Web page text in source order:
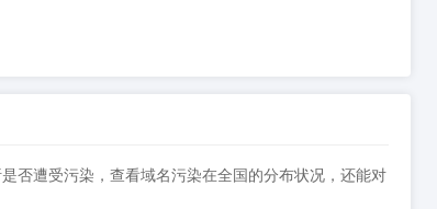
否遭受污染，查看域名污染在全国的分布状况，还能对